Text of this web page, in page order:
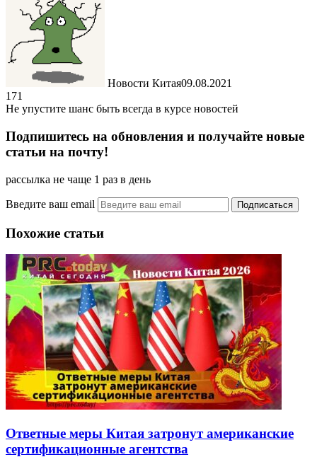
Новости Китая09.08.2021
171
Не упустите шанс быть всегда в курсе новостей
Подпишитесь на обновления и получайте новые
статьи на почту!
рассылка не чаще 1 раз в день
Введите ваш email
Похожие статьи
Ответные меры Китая затронут американские
сертификационные агентства